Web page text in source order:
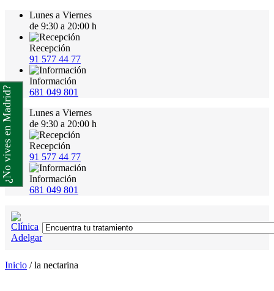
Lunes a Viernes
de 9:30 a 20:00 h
Recepción
91 577 44 77
Información
681 049 801
Lunes a Viernes
de 9:30 a 20:00 h
Recepción
91 577 44 77
Información
681 049 801
Inicio /la nectarina
¿No vives en Madrid?